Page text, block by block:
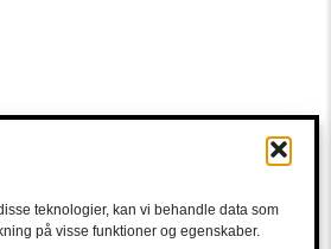
teknologier, kan vi behandle data som
på visse funktioner og egenskaber.